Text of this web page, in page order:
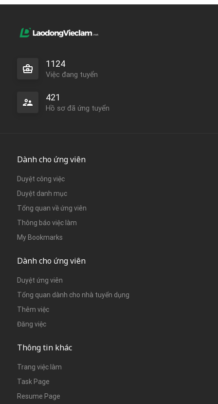
1124
Việc đang tuyển
421
Hồ sơ đã ứng tuyển
Dành cho ứng viên
Duyệt công việc
Duyệt danh mục
Tổng quan về ứng viên
Thông báo việc làm
My Bookmarks
Dành cho ứng viên
Duyệt ứng viên
Tổng quan dành cho nhà tuyển dụng
Thêm việc
Đăng việc
Thông tin khác
Trang việc làm
Task Page
Resume Page